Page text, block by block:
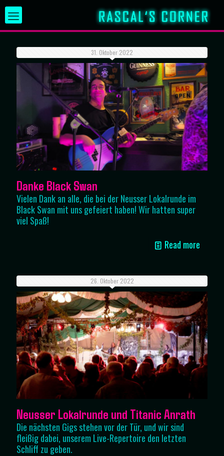
31. Oktober 2022
Danke Black Swan
Vielen Dank an alle, die bei der Neusser Lokalrunde im
Black Swan mit uns gefeiert haben! Wir hatten super
viel Spaß!
Read more
26. Oktober 2022
Neusser Lokalrunde und Titanic Anrath
Die nächsten Gigs stehen vor der Tür, und wir sind
fleißig dabei, unserem Live-Repertoire den letzten
Schliff zu geben.